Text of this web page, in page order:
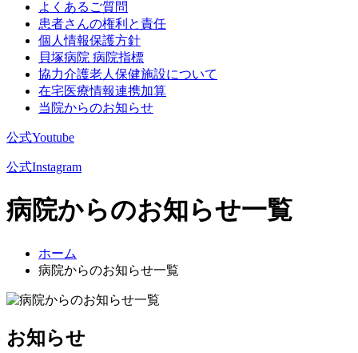
よくあるご質問
患者さんの権利と責任
個人情報保護方針
貝塚病院 病院指標
協力介護老人保健施設について
在宅医療情報連携加算
当院からのお知らせ
公式Youtube
公式Instagram
病院からのお知らせ一覧
ホーム
病院からのお知らせ一覧
お知らせ